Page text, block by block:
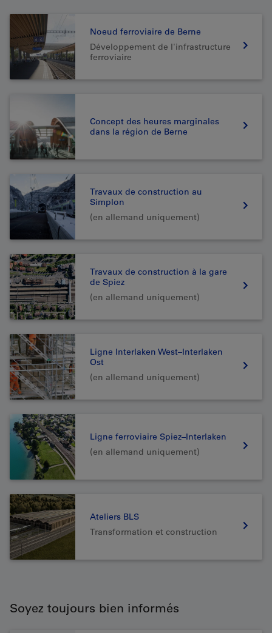
Noeud ferroviaire de Berne
Développement de l'infrastructure
ferroviaire
Concept des heures marginales
dans la région de Berne
Travaux de construction au
Simplon
(en allemand uniquement)
Travaux de construction à la gare
de Spiez
(en allemand uniquement)
Ligne Interlaken West–Interlaken
Ost
(en allemand uniquement)
Ligne ferroviaire Spiez–Interlaken
(en allemand uniquement)
Ateliers BLS
Transformation et construction
Soyez toujours bien informés